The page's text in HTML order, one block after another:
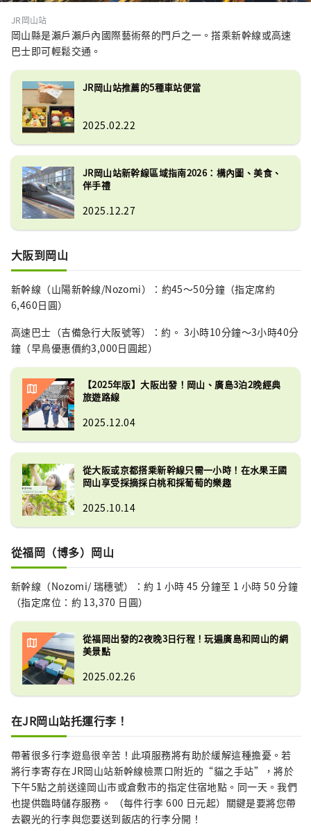
JR岡山站
岡山縣是瀨戶瀨戶內國際藝術祭的門戶之一。搭乘新幹線或高速
巴士即可輕鬆交通。
JR岡山站推薦的5種車站便當
2025.02.22
JR岡山站新幹線區域指南2026：構內圖、美食、
伴手禮
2025.12.27
大阪到岡山
新幹線（山陽新幹線/Nozomi）：約45～50分鐘（指定席約
6,460日圓）
高速巴士（吉備急行大阪號等）：約。 3小時10分鐘～3小時40分
鐘（早鳥優惠價約3,000日圓起）
【2025年版】大阪出發！岡山、廣島3泊2晚經典
旅遊路線
2025.12.04
從大阪或京都搭乘新幹線只需一小時！在水果王國
岡山享受採摘採白桃和採葡萄的樂趣
2025.10.14
從福岡（博多）岡山
新幹線（Nozomi/ 瑞穗號）：約 1 小時 45 分鐘至 1 小時 50 分鐘
（指定席位：約 13,370 日圓）
從福岡出發的2夜晚3日行程！玩遍廣島和岡山的網
美景點
2025.02.26
在JR岡山站托運行李！
帶著很多行李遊島很辛苦！此項服務將有助於緩解這種擔憂。若
將行李寄存在JR岡山站新幹線檢票口附近的“貓之手站”，將於
下午5點之前送達岡山市或倉敷市的指定住宿地點。同一天。我們
也提供臨時儲存服務。 （每件行李 600 日元起）關鍵是要將您帶
去觀光的行李與您要送到飯店的行李分開！